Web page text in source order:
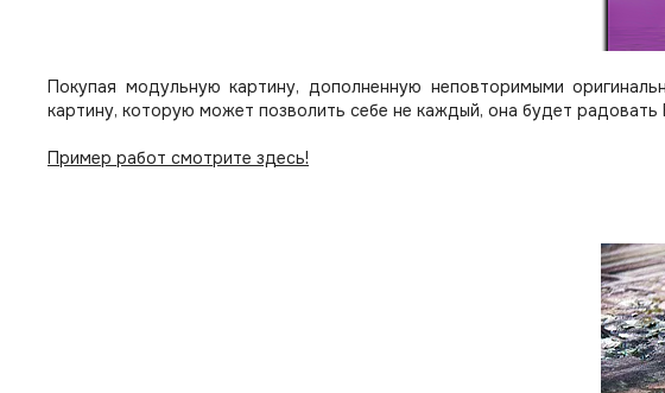
Покупая модульную картину, дополненную неповторимыми
картину, которую может позволить себе не каждый, она будет радовать
Пример работ смотрите здесь!